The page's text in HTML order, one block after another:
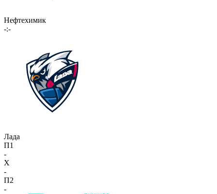
Нефтехимик
-:-
Лада
П1
-
X
-
П2
-